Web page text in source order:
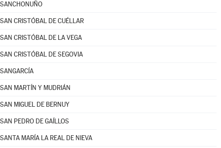
SANCHONUÑO
SAN CRISTÓBAL DE CUÉLLAR
SAN CRISTÓBAL DE LA VEGA
SAN CRISTÓBAL DE SEGOVIA
SANGARCÍA
SAN MARTÍN Y MUDRIÁN
SAN MIGUEL DE BERNUY
SAN PEDRO DE GAÍLLOS
SANTA MARÍA LA REAL DE NIEVA